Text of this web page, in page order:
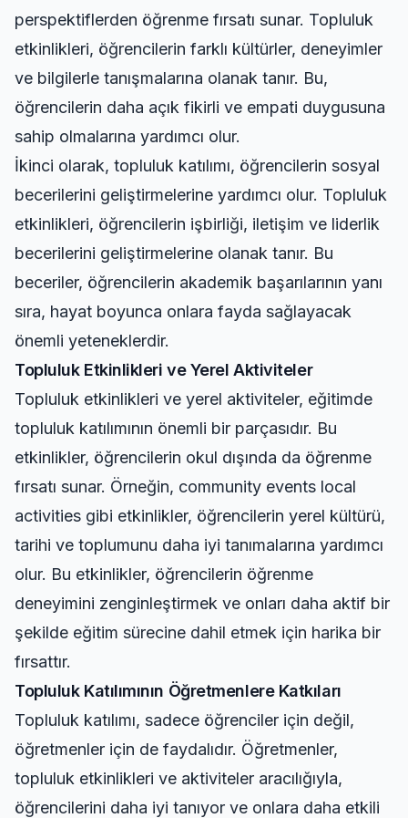
perspektiflerden öğrenme fırsatı sunar. Topluluk
etkinlikleri, öğrencilerin farklı kültürler, deneyimler
ve bilgilerle tanışmalarına olanak tanır. Bu,
öğrencilerin daha açık fikirli ve empati duygusuna
sahip olmalarına yardımcı olur.
İkinci olarak, topluluk katılımı, öğrencilerin sosyal
becerilerini geliştirmelerine yardımcı olur. Topluluk
etkinlikleri, öğrencilerin işbirliği, iletişim ve liderlik
becerilerini geliştirmelerine olanak tanır. Bu
beceriler, öğrencilerin akademik başarılarının yanı
sıra, hayat boyunca onlara fayda sağlayacak
önemli yeteneklerdir.
Topluluk Etkinlikleri ve Yerel Aktiviteler
Topluluk etkinlikleri ve yerel aktiviteler, eğitimde
topluluk katılımının önemli bir parçasıdır. Bu
etkinlikler, öğrencilerin okul dışında da öğrenme
fırsatı sunar. Örneğin, community events local
activities gibi etkinlikler, öğrencilerin yerel kültürü,
tarihi ve toplumunu daha iyi tanımalarına yardımcı
olur. Bu etkinlikler, öğrencilerin öğrenme
deneyimini zenginleştirmek ve onları daha aktif bir
şekilde eğitim sürecine dahil etmek için harika bir
fırsattır.
Topluluk Katılımının Öğretmenlere Katkıları
Topluluk katılımı, sadece öğrenciler için değil,
öğretmenler için de faydalıdır. Öğretmenler,
topluluk etkinlikleri ve aktiviteler aracılığıyla,
öğrencilerini daha iyi tanıyor ve onlara daha etkili